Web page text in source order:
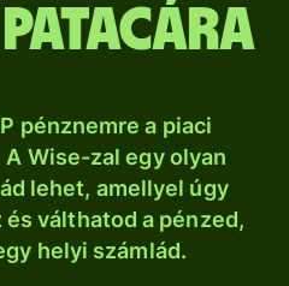
pénznemre a piaci
Wise-zal egy olyan
lehet, amellyel úgy
válthatod a pénzed,
helyi számlád.